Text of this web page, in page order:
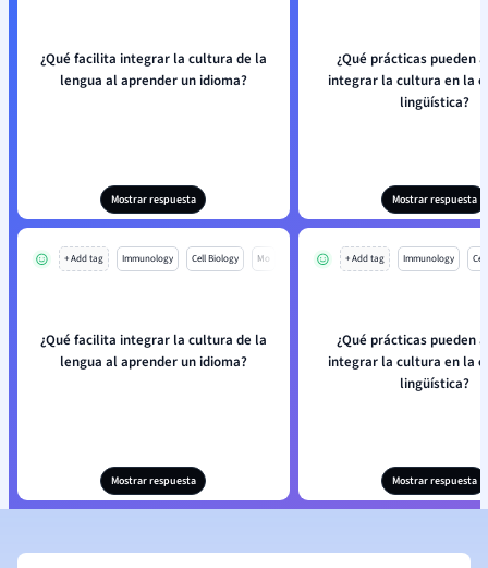
¿Qué facilita integrar la cultura de la
lengua al aprender un idioma?
Mostrar respuesta
¿Qué prácticas pueden
integrar la cultura en la
lingüística?
Mostrar respuesta
+ Add tag Immunology Cell Biology Mo
¿Qué facilita integrar la cultura de la
lengua al aprender un idioma?
Mostrar respuesta
+ Add tag Immunology
¿Qué prácticas pueden
integrar la cultura en la
lingüística?
Mostrar respuesta